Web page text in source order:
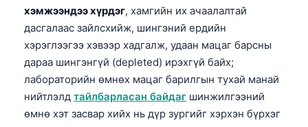
хэмжээндээ хүрдэг, хамгийн их ачаалалтай
дасгалаас зайлсхийж, шингэний ердийн
хэрэглээгээ хэвээр хадгалж, удаан мацаг барсны
дараа шингэнгүй (depleted) ирэхгүй байх;
лабораторийн өмнөх мацаг барилгын тухай манай
нийтлэлд тайлбарласан байдаг шинжилгээний
өмнө хэт засвар хийх нь дүр зургийг хэрхэн бүрхэг
Tagalog
ไทย
ဗမာစာ
ភាសាខ្មែរ
Kiswahili
አማርኛ